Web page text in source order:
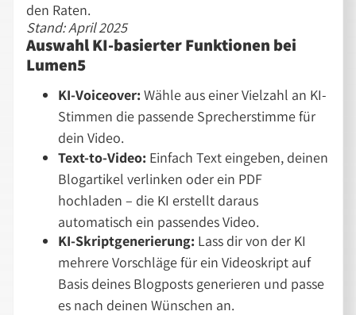
den Raten.
Stand: April 2025
Auswahl KI-basierter Funktionen bei
Lumen5
KI-Voiceover: Wähle aus einer Vielzahl an KI-
Stimmen die passende Sprecherstimme für
dein Video.
Text-to-Video: Einfach Text eingeben, deinen
Blogartikel verlinken oder ein PDF
hochladen – die KI erstellt daraus
automatisch ein passendes Video.
KI-Skriptgenerierung: Lass dir von der KI
mehrere Vorschläge für ein Videoskript auf
Basis deines Blogposts generieren und passe
es nach deinen Wünschen an.